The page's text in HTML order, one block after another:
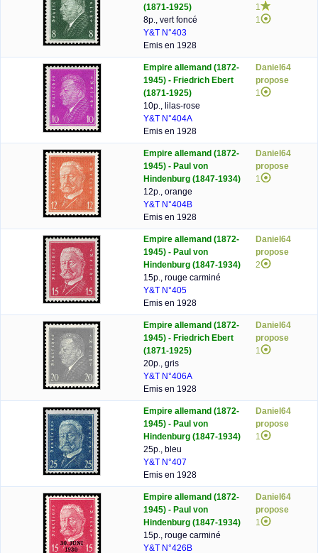
(1871-1925)
8p., vert foncé
Y&T N°403
Emis en 1928
1
1
Empire allemand (1872-
1945) - Friedrich Ebert
(1871-1925)
10p., lilas-rose
Y&T N°404A
Emis en 1928
Daniel64
propose
1
Empire allemand (1872-
1945) - Paul von
Hindenburg (1847-1934)
12p., orange
Y&T N°404B
Emis en 1928
Daniel64
propose
1
Empire allemand (1872-
1945) - Paul von
Hindenburg (1847-1934)
15p., rouge carminé
Y&T N°405
Emis en 1928
Daniel64
propose
2
Empire allemand (1872-
1945) - Friedrich Ebert
(1871-1925)
20p., gris
Y&T N°406A
Emis en 1928
Daniel64
propose
1
Empire allemand (1872-
1945) - Paul von
Hindenburg (1847-1934)
25p., bleu
Y&T N°407
Emis en 1928
Daniel64
propose
1
Empire allemand (1872-
1945) - Paul von
Hindenburg (1847-1934)
15p., rouge carminé
Y&T N°426B
Daniel64
propose
1